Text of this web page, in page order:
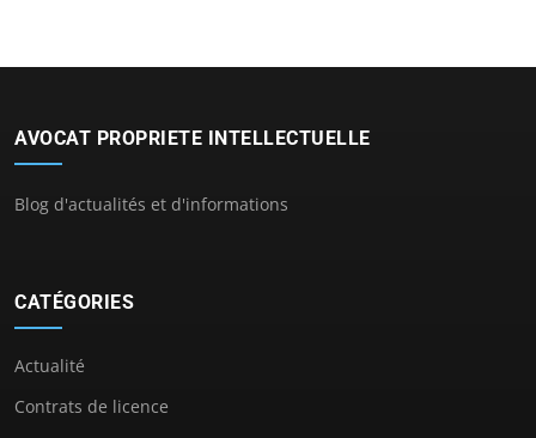
AVOCAT PROPRIETE INTELLECTUELLE
Blog d'actualités et d'informations
CATÉGORIES
Actualité
Contrats de licence